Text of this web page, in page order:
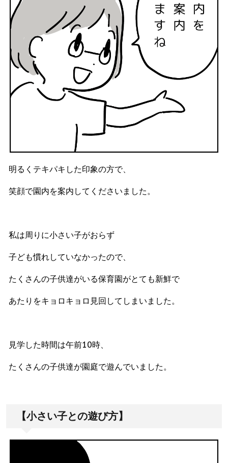
明るくテキパキした印象の方で、
笑顔で園内を案内してくださいました。
私は周りに小さい子がおらず
子ども慣れしていなかったので、
たくさんの子供達がいる保育園がとても新鮮で
あたりをキョロキョロ見回してしまいました。
見学した時間は午前10時、
たくさんの子供達が園庭で遊んでいました。
【小さい子との遊び方】